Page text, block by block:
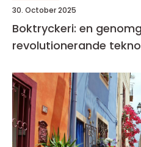
30. October 2025
Boktryckeri: en
revolutionerande